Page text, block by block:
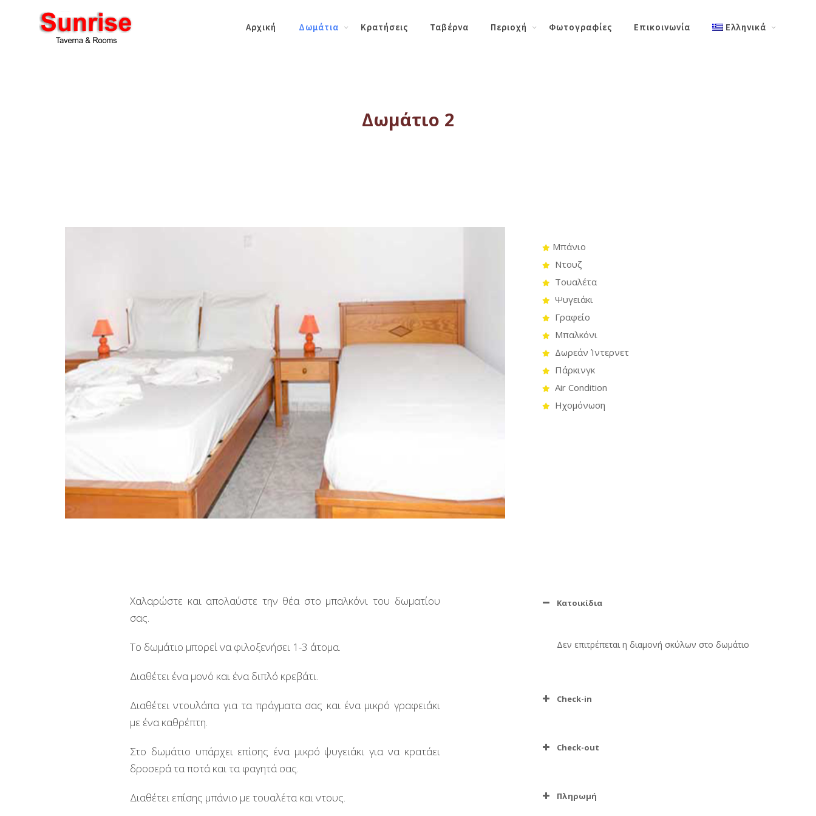
Αρχική Δωμάτια Κρατήσεις Ταβέρνα Περιοχή Φωτογραφίες Επικοινωνία Ελληνικά
Δωμάτιο 2
Μπάνιο
Ντουζ
Τουαλέτα
Ψυγειάκι
Γραφείο
Μπαλκόνι
Δωρεάν Ίντερνετ
Πάρκινγκ
Air Condition
Ηχομόνωση
Χαλαρώστε και απολαύστε την θέα στο μπαλκόνι του δωματίου
σας.
Το δωμάτιο μπορεί να φιλοξενήσει 1-3 άτομα.
Διαθέτει ένα μονό και ένα διπλό κρεβάτι.
Διαθέτει ντουλάπα για τα πράγματα σας και ένα μικρό γραφειάκι
με ένα καθρέπτη.
Στο δωμάτιο υπάρχει επίσης ένα μικρό ψυγειάκι για να κρατάει
δροσερά τα ποτά και τα φαγητά σας.
Διαθέτει επίσης μπάνιο με τουαλέτα και ντους.
Κατοικίδια
Δεν επιτρέπεται η διαμονή σκύλων στο δωμάτιο
Check-in
Check-out
Πληρωμή